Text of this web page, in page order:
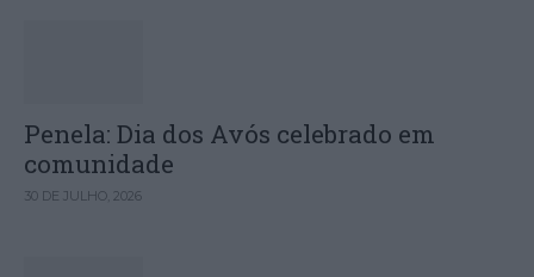
Penela: Dia dos Avós celebrado em
comunidade
30 DE JULHO, 2026